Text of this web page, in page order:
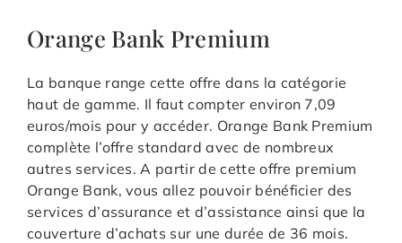
Orange Bank Premium
La banque range cette offre dans la catégorie
haut de gamme. Il faut compter environ 7,09
euros/mois pour y accéder. Orange Bank Premium
complète l’offre standard avec de nombreux
autres services. A partir de cette offre premium
Orange Bank, vous allez pouvoir bénéficier des
services d’assurance et d’assistance ainsi que la
couverture d’achats sur une durée de 36 mois.